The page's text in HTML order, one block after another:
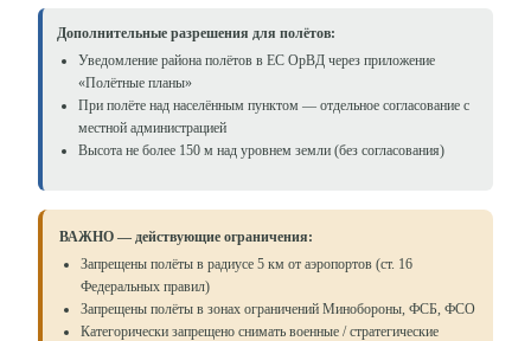
Дополнительные разрешения для полётов:
Уведомление района полётов в ЕС ОрВД через приложение
«Полётные планы»
При полёте над населённым пунктом — отдельное согласование с
местной администрацией
Высота не более 150 м над уровнем земли (без согласования)
ВАЖНО — действующие ограничения:
Запрещены полёты в радиусе 5 км от аэропортов (ст. 16
Федеральных правил)
Запрещены полёты в зонах ограничений Минобороны, ФСБ, ФСО
Категорически запрещено снимать военные / стратегические